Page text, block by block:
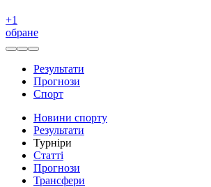
+1
обране
Результати
Прогнози
Спорт
Новини спорту
Результати
Турніри
Статті
Прогнози
Трансфери